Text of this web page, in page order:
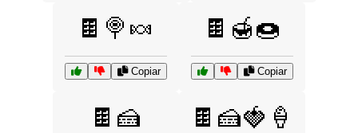
🍫🍭🍬
Copiar
🍫🍯🍩
Copiar
🍫🍰 🍫🍰🍓🍦